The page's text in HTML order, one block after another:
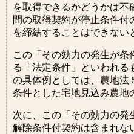
を取得できるかどうかは不
間の取得契約が停止条件付
を締結することはできない
この「その効力の発生が条
る「法定条件」といわれ
の具体例としては、農地法
条件とした宅地見込み農地
次に、この「その効力の発
解除条件付契約は含まれな